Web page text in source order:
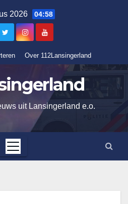
2026 04:58
Over 112Lansingerland
uit Lansingerland e.o.